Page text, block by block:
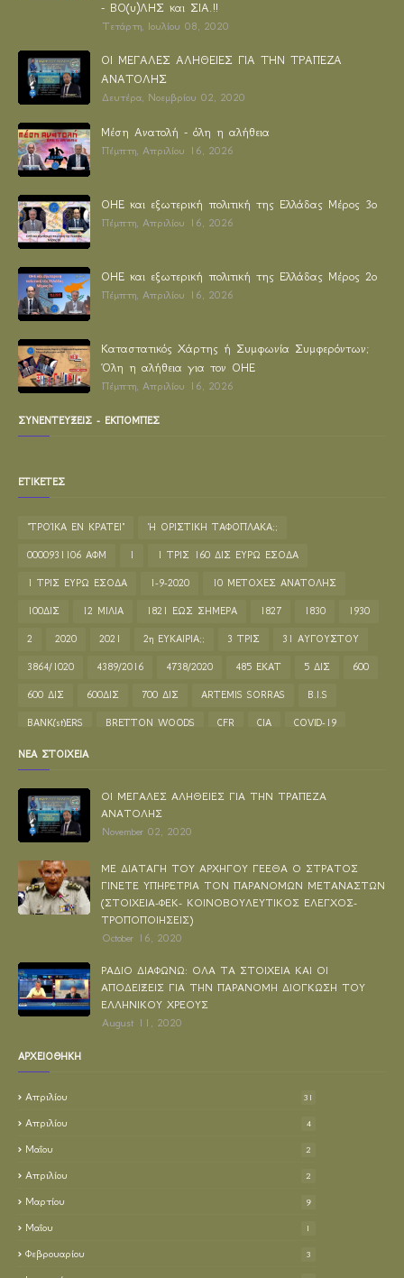
- ΒΟ(υ)ΛΗΣ και ΣΙΑ.!!
Τετάρτη, Ιουλίου 08, 2020
ΟΙ ΜΕΓΑΛΕΣ ΑΛΗΘΕΙΕΣ ΓΙΑ ΤΗΝ ΤΡΑΠΕΖΑ
ΑΝΑΤΟΛΗΣ
Δευτέρα, Νοεμβρίου 02, 2020
Μέση Ανατολή - όλη η αλήθεια
Πέμπτη, Απριλίου 16, 2026
ΟΗΕ και εξωτερική πολιτική της Ελλάδας Μέρος 3ο
Πέμπτη, Απριλίου 16, 2026
ΟΗΕ και εξωτερική πολιτική της Ελλάδας Μέρος 2ο
Πέμπτη, Απριλίου 16, 2026
Καταστατικός Χάρτης ή Συμφωνία Συμφερόντων;
Όλη η αλήθεια για τον ΟΗΕ
Πέμπτη, Απριλίου 16, 2026
ΣΥΝΕΝΤΕΥΞΕΙΣ - ΕΚΠΟΜΠΕΣ
ΕΤΙΚΕΤΕΣ
"ΤΡΟΊΚΑ ΕΝ ΚΡΑΤΕΙ" 'Η ΟΡΙΣΤΙΚΗ ΤΑΦΟΠΛΑΚΑ;;
0000931106 ΑΦΜ 1 1 ΤΡΙΣ 160 ΔΙΣ ΕΥΡΩ ΕΣΟΔΑ
1 ΤΡΙΣ ΕΥΡΩ ΕΣΟΔΑ 1-9-2020 10 ΜΕΤΟΧΕΣ ΑΝΑΤΟΛΗΣ
100ΔΙΣ 12 ΜΙΛΙΑ 1821 ΕΩΣ ΣΗΜΕΡΑ 1827 1830 1930
2 2020 2021 2η ΕΥΚΑΙΡΙΑ;; 3 ΤΡΙΣ 31 ΑΥΓΟΥΣΤΟΥ
3864/1020 4389/2016 4738/2020 485 ΕΚΑΤ 5 ΔΙΣ 600
600 ΔΙΣ 600ΔΙΣ 700 ΔΙΣ ARTEMIS SORRAS B.I.S
BANK(st)ERS BRETTON WOODS CFR CIA COVID-19
ELA ΜΗΧΑΝΙΣΜΟΣ ΣΤΗΡΙΞΗΣ
Media NEW YORK
UNCITRAL WORLD BANK brettonwoods
Έλλειμμα Α.Α.Δ.Ε ΑΑΔΕ ΑΑΔΕ ΑΦΑΝΕΣ ΑΓΙΟ ΟΡΟΣ
ΑΓΟΡΟΠΩΛΗΣΙΑ ΑΔΙΚΟ ΑΔΩΝΗΣ ΓΕΩΡΓΙΑΔΗΣ
ΑΕΝΑΗ ΟΥΔΕΤΕΡΟΤΗΤΑ ΑΕΠ
ΑΙΤΙΟΛΟΓΙΚΗ ΕΚΘΕΣΗ ΑΚΥΡΩΝΟΝΤΑΙ ΑΛΕΞΑΝΔΡΟΣ ΩΜΕΓΑ
ΑΛΗΘΕΙΑ ΑΛΗΘΕΙΕΣ ΑΛΙΕΙΑ
ΑΜΕΤΑΚΛΗΤΑ ΚΑΙ ΑΝΕΥ ΟΡΩΝ
ΑΜΕΤΑΚΛΗΤΑ ΚΑΙ ΑΝΕΥ ΟΡΩΝ ΔΗΜΗΤΡΗΣ ΠΑΣΧΑΛΙΔΗΣ
ΑΝΔΡΕΑΣ ΣΥΓΓΡΟΣ
ΑΝΘΕΛΛΗΝΙΚΕΣ ΚΥΒΕΡΝΗΣΕΙΣ
ΑΝΤΙΠΡΟΕΔΡΟΙ ΕΘΝΙΚΗΣ ΑΝΤΙΣΥΝΤΑΓΜΑΤΙΚΟΙ ΝΟΜΟΙ
ΑΠΑΓΟΡΕΥΕΤΑΙ
ΝΕΑ ΣΤΟΙΧΕΙΑ
ΟΙ ΜΕΓΑΛΕΣ ΑΛΗΘΕΙΕΣ ΓΙΑ ΤΗΝ ΤΡΑΠΕΖΑ
ΑΝΑΤΟΛΗΣ
November 02, 2020
ΜΕ ΔΙΑΤΑΓΗ ΤΟΥ ΑΡΧΗΓΟΥ ΓΕΕΘΑ Ο ΣΤΡΑΤΟΣ
ΓΙΝΕΤΕ ΥΠΗΡΕΤΡΙΑ ΤΟΝ ΠΑΡΑΝΟΜΩΝ ΜΕΤΑΝΑΣΤΩΝ
(ΣΤΟΙΧΕΙΑ-ΦΕΚ- ΚΟΙΝΟΒΟΥΛΕΥΤΙΚΟΣ ΕΛΕΓΧΟΣ-
ΤΡΟΠΟΠΟΙΗΣΕΙΣ)
October 16, 2020
ΡΑΔΙΟ ΔΙΑΦΩΝΩ: ΟΛΑ ΤΑ ΣΤΟΙΧΕΙΑ ΚΑΙ ΟΙ
ΑΠΟΔΕΙΞΕΙΣ ΓΙΑ ΤΗΝ ΠΑΡΑΝΟΜΗ ΔΙΟΓΚΩΣΗ ΤΟΥ
ΕΛΛΗΝΙΚΟΥ ΧΡΕΟΥΣ
August 11, 2020
ΑΡΧΕΙΟΘΗΚΗ
Απριλίου 31
Απριλίου 4
Μαΐου 2
Απριλίου 2
Μαρτίου 9
Μαΐου 1
Φεβρουαρίου 3